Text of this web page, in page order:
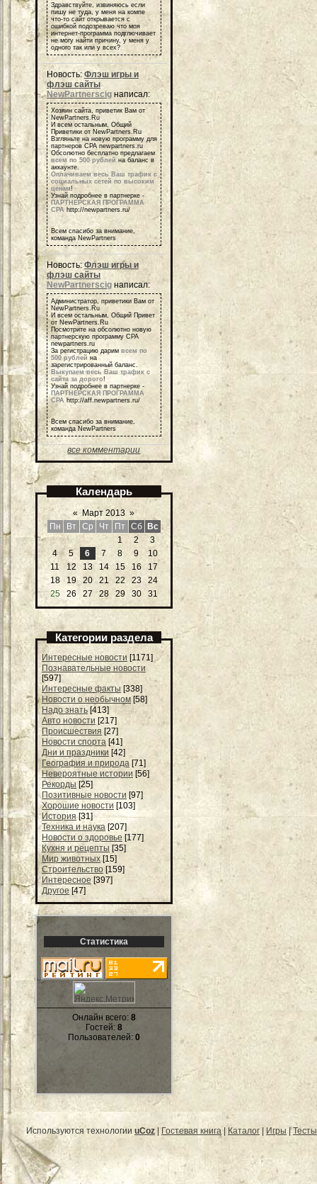
Здравствуйте, извиняюсь если
пишу не туда, у меня на компе
что-то сайт открывается с
ошибкой подозреваю что моя
интернет-программа подглючивает
не могу найти причину, у меня у
одного так или у всех?
Новость: Флэш игры и
флэш сайты
NewPartnerscig написал:
Хозяин сайта, приветик Вам от
NewPartners.Ru
И всем остальным, Общий
Приветики от NewPartners.Ru
Взгляньте на новую программу для
партнеров СРА newpartners.ru
Обсолютно бесплатно предлагаем
всем по 500 рублей на баланс в
аккаунте.
Оплачиваем весь Ваш трафик с
социальных сетей по высоким
ценам!
Узнай подробнее в партнерке -
ПАРТНЕРСКАЯ ПРОГРАММА
СРА http://newpartners.ru/
Всем спасибо за внимание,
команда NewPartners
Новость:Флэш игры и
флэш сайты
NewPartnerscig написал:
Администратор, приветики Вам от
NewPartners.Ru
И всем остальным, Общий Привет
от NewPartners.Ru
Посмотрите на обсолютно новую
партнерскую программу СРА
newpartners.ru
За регистрацию дарим всем по
500 рублей на
зарегистрированный баланс.
Выкупаем весь Ваш трафик с
сайта за дорого!
Узнай подробнее в партнерке -
ПАРТНЕРСКАЯ ПРОГРАММА
СРА http://aff.newpartners.ru/
Всем спасибо за внимание,
команда NewPartners
все комментарии
Календарь
« Март 2013 »
Пн
Вт Ср Чт Пт Сб Вс
1
2
3
4
5 6 7 8 9
10
11
12 13 14 15 16
17
18
19 20 21 22 23
24
25
26 27 28 29 30 31
Категории раздела
Интересные новости [1171]
Познавательные новости
[597]
Интересные факты [338]
Новости о необычном [58]
Надо знать [413]
Авто новости [217]
Происшествия [27]
Новости спорта [41]
Дни и праздники [42]
География и природа [71]
Невероятные истории [56]
Рекорды [25]
Позитивные новости [97]
Хорошие новости [103]
История [31]
Техника и наука [207]
Новости о здоровье [177]
Кухня и рецепты [35]
Мир животных [15]
Строительство [159]
Интересное [397]
Другое [47]
Статистика
Онлайн всего: 8
Гостей: 8
Пользователей: 0
Используются технологии uCoz | Гостевая книга| Каталог | Игры |Тесты